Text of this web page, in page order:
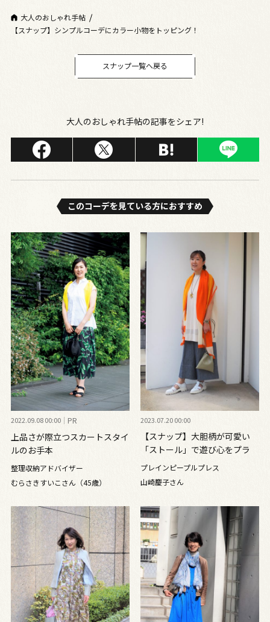
大人のおしゃれ手帖
【スナップ】シンプルコーデにカラー小物をトッピング！
スナップ一覧へ戻る
大人のおしゃれ手帖の記事をシェア!
このコーデを⾒ている⽅におすすめ
2022.09.08 00:00 PR
上品さが際立つスカートスタイ
ルのお手本
整理収納アドバイザー
むらさきすいこさん（45歳）
2023.07.20 00:00
【スナップ】大胆柄が可愛い
「ストール」で遊び心をプラ
ス！
プレインピープルプレス
山崎慶子さん